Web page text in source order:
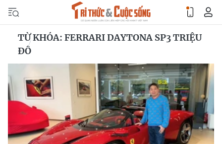
TỪ KHÓA: FERRARI DAYTONA SP3 TRIỆU
ĐÔ